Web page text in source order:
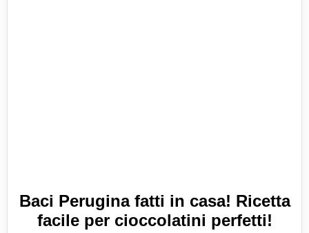
Baci Perugina fatti in casa! Ricetta
facile per cioccolatini perfetti!